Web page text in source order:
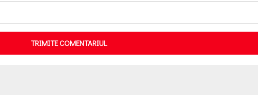
TRIMITE COMENTARIUL